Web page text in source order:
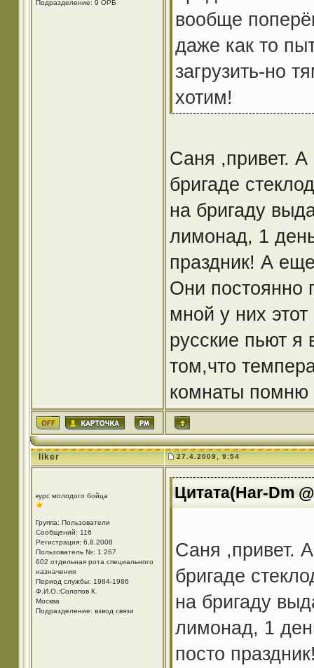
Подразделение: 9 ОРБ
вообще
даже как то
загрузить-но
хотим!
Саня ,привет.
бригаде
на бригаду
лимонад, 1
праздник! А
Они постоянно
мной у них
русские пьют я
том,что
комнаты помню
liker 27.4.2009, 9:54
курс молодого бойца
Группа: Пользователи
Сообщений: 116
Регистрация: 6.8.2008
Пользователь №: 1 267
602 отдельная рота специального
назначения
Период службы: 1984-1986
Ф.И.О.:Солопов К.
Москва
Подразделение: взвод связи
Цитата(Har-Dm
Саня ,привет.
бригаде
на бригаду
лимонад, 1
посто